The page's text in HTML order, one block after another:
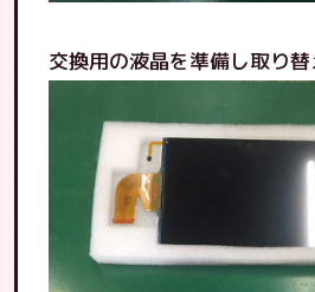
交換用の液晶を準備し取り替